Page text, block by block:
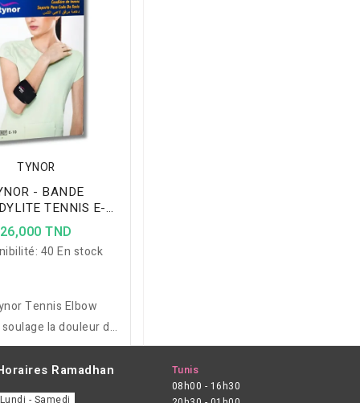
TYNOR
- BANDE
TENNIS E-10
TAILLE M
26,000 TND
40 En stock
Tennis Elbow
la douleur du
grâce à une
ajustée, un
respirant et un insert
Ramadhan
Lundi - Samedi
Tunis
08h00 - 16h30